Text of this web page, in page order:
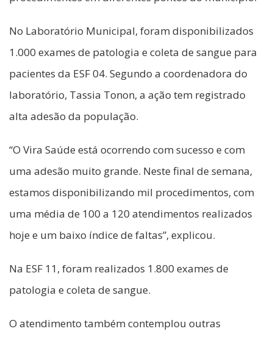
No Laboratório Municipal, foram disponibilizados
1.000 exames de patologia e coleta de sangue para
pacientes da ESF 04. Segundo a coordenadora do
laboratório, Tassia Tonon, a ação tem registrado
alta adesão da população.
“O Vira Saúde está ocorrendo com sucesso e com
uma adesão muito grande. Neste final de semana,
estamos disponibilizando mil procedimentos, com
uma média de 100 a 120 atendimentos realizados
hoje e um baixo índice de faltas”, explicou.
Na ESF 11, foram realizados 1.800 exames de
patologia e coleta de sangue.
O atendimento também contemplou outras